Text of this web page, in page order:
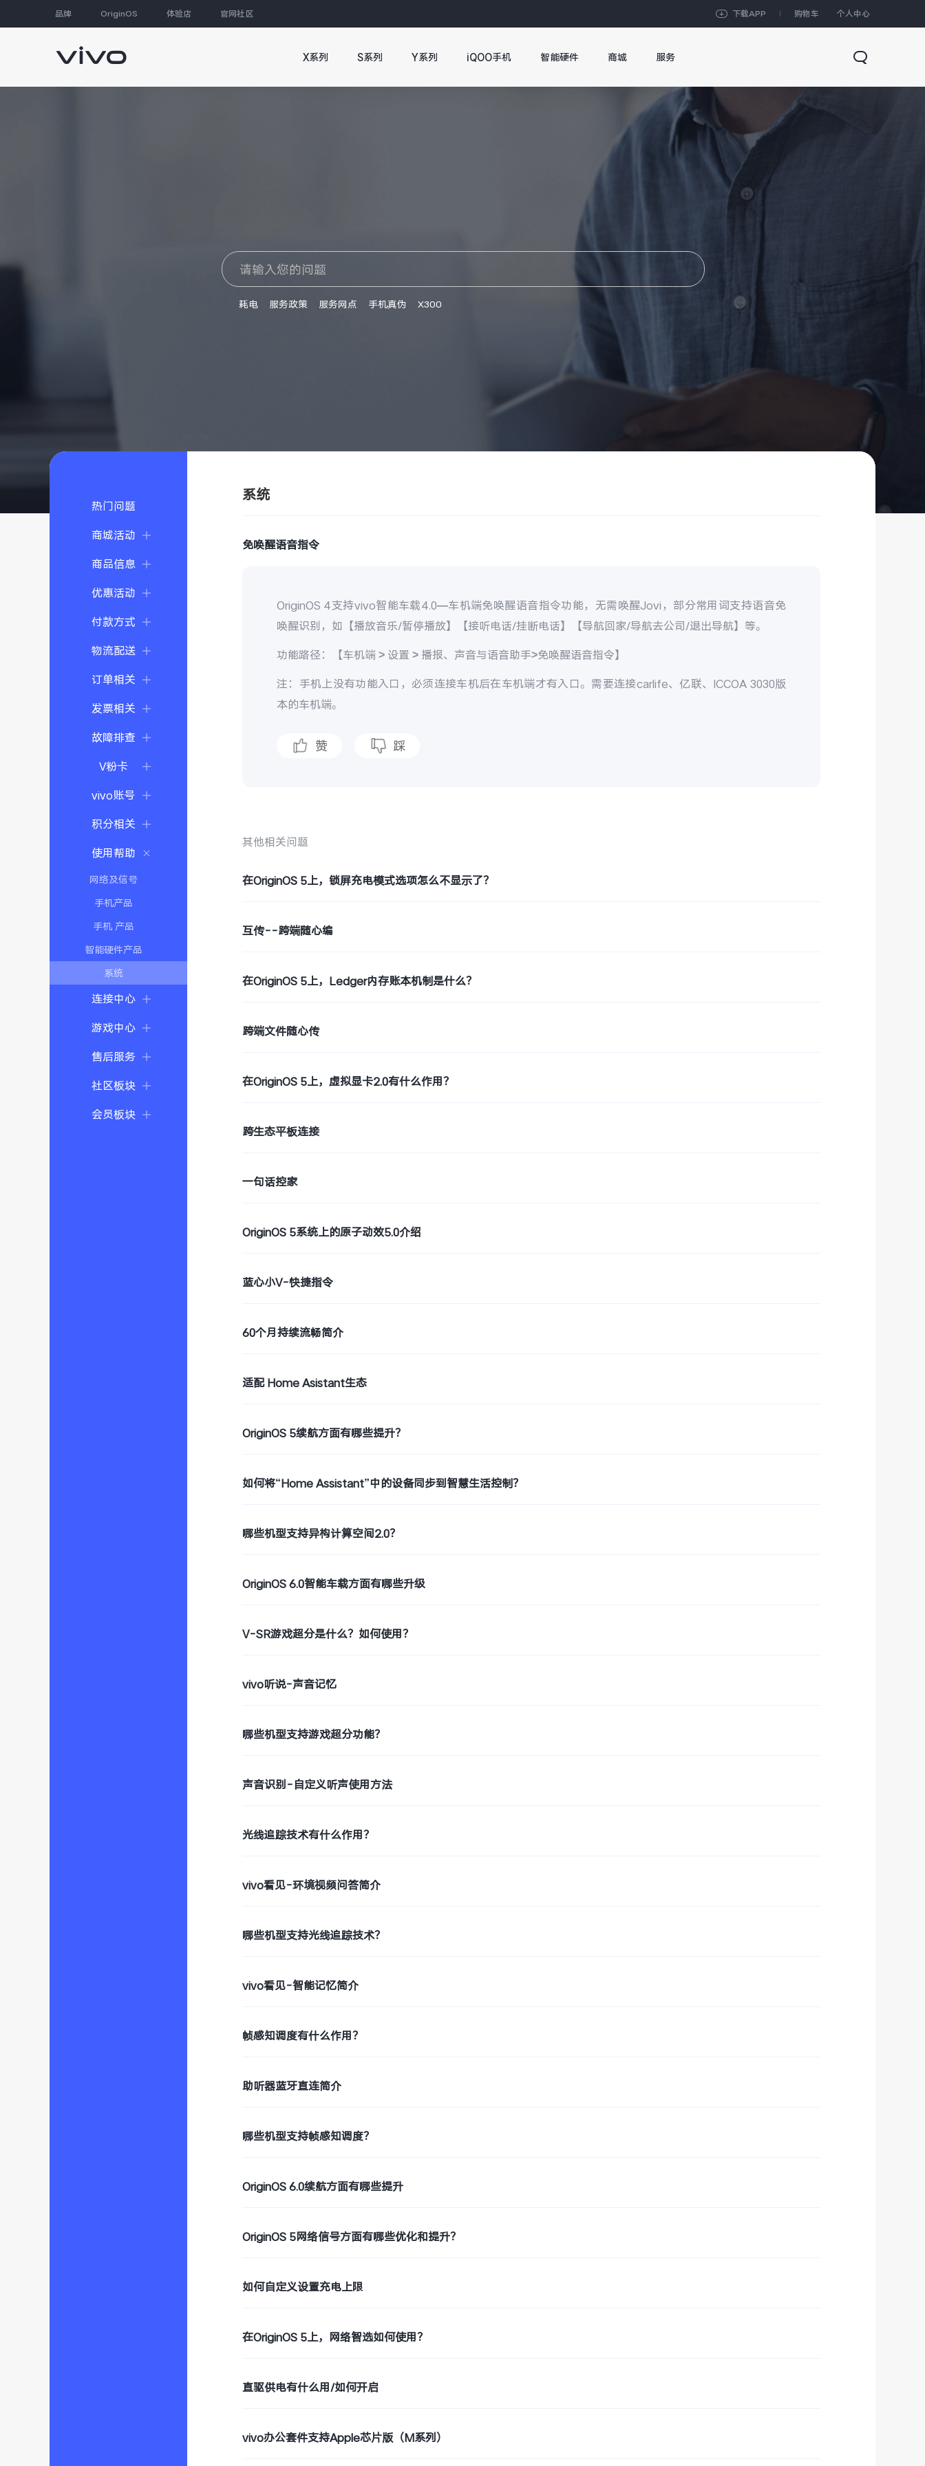
品牌 OriginOS 体验店 官网社区 下载APP 购物车 个人中心
X系列 S系列 Y系列 iQOO手机 智能硬件 商城 服务
耗电 服务政策 服务网点 手机真伪 X300
热门问题
商城活动
商品信息
优惠活动
付款方式
物流配送
订单相关
发票相关
故障排查
V粉卡
vivo账号
积分相关
使用帮助
网络及信号
手机产品
手机 产品
智能硬件产品
系统
连接中心
游戏中心
售后服务
社区板块
会员板块
系统
免唤醒语音指令
OriginOS 4支持vivo智能车载4.0—车机端免唤醒语音指令功能，无需唤醒Jovi，部分常用词支持语音免
唤醒识别，如【播放音乐/暂停播放】【接听电话/挂断电话】【导航回家/导航去公司/退出导航】等。
功能路径：【车机端 > 设置 > 播报、声音与语音助手>免唤醒语音指令】
注：手机上没有功能入口，必须连接车机后在车机端才有入口。需要连接carlife、亿联、ICCOA 3030版
本的车机端。
赞 踩
其他相关问题
在OriginOS 5上，锁屏充电模式选项怎么不显示了？
互传--跨端随心编
在OriginOS 5上，Ledger内存账本机制是什么？
跨端文件随心传
在OriginOS 5上，虚拟显卡2.0有什么作用？
跨生态平板连接
一句话控家
OriginOS 5系统上的原子动效5.0介绍
蓝心小V-快捷指令
60个月持续流畅简介
适配 Home Asistant生态
OriginOS 5续航方面有哪些提升？
如何将“Home Assistant”中的设备同步到智慧生活控制？
哪些机型支持异构计算空间2.0？
OriginOS 6.0智能车载方面有哪些升级
V-SR游戏超分是什么？如何使用？
vivo听说-声音记忆
哪些机型支持游戏超分功能？
声音识别-自定义听声使用方法
光线追踪技术有什么作用？
vivo看见-环境视频问答简介
哪些机型支持光线追踪技术？
vivo看见-智能记忆简介
帧感知调度有什么作用？
助听器蓝牙直连简介
哪些机型支持帧感知调度？
OriginOS 6.0续航方面有哪些提升
OriginOS 5网络信号方面有哪些优化和提升？
如何自定义设置充电上限
在OriginOS 5上，网络智选如何使用？
直驱供电有什么用/如何开启
vivo办公套件支持Apple芯片版（M系列）